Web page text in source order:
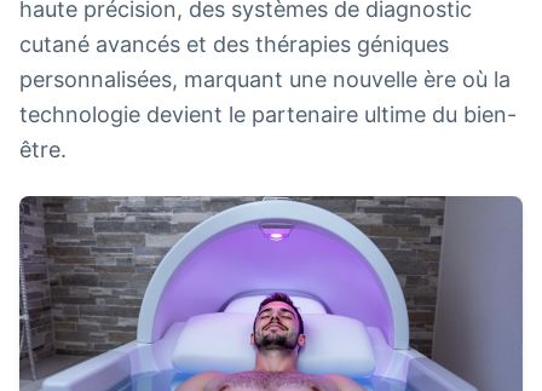
haute précision, des systèmes de diagnostic
cutané avancés et des thérapies géniques
personnalisées, marquant une nouvelle ère où la
technologie devient le partenaire ultime du bien-
être.